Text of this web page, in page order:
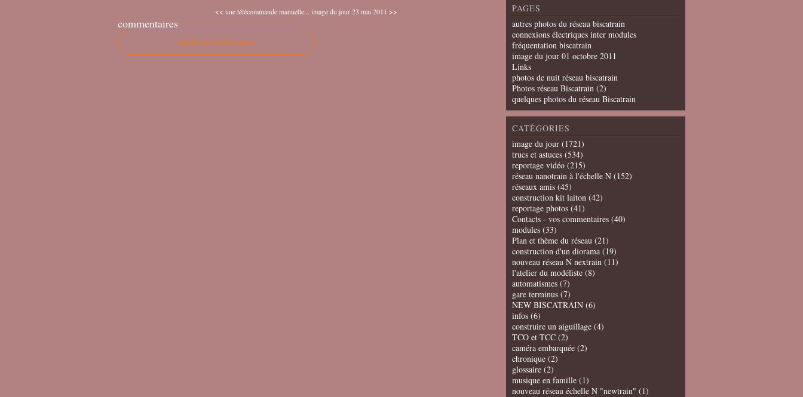
<< une télécommande manuelle... image du jour 23 mai 2011 >>
commentaires
Ajouter un commentaire
PAGES
autres photos du réseau biscatrain
connexions électriques inter modules
fréquentation biscatrain
image du jour 01 octobre 2011
Links
photos de nuit réseau biscatrain
Photos réseau Biscatrain (2)
quelques photos du réseau Biscatrain
CATÉGORIES
image du jour (1721)
trucs et astuces (534)
reportage vidéo (215)
réseau nanotrain à l'échelle N (152)
réseaux amis (45)
construction kit laiton (42)
reportage photos (41)
Contacts - vos commentaires (40)
modules (33)
Plan et thème du réseau (21)
construction d'un diorama (19)
nouveau réseau N nextrain (11)
l'atelier du modéliste (8)
automatismes (7)
gare terminus (7)
NEW BISCATRAIN (6)
infos (6)
construire un aiguillage (4)
TCO et TCC (2)
caméra embarquée (2)
chronique (2)
glossaire (2)
musique en famille (1)
nouveau réseau échelle N "newtrain" (1)